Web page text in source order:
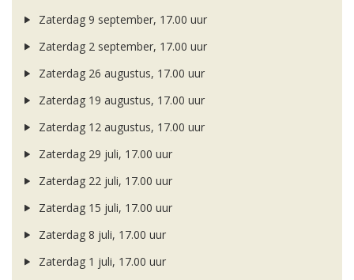
Zaterdag 9 september, 17.00 uur
Zaterdag 2 september, 17.00 uur
Zaterdag 26 augustus, 17.00 uur
Zaterdag 19 augustus, 17.00 uur
Zaterdag 12 augustus, 17.00 uur
Zaterdag 29 juli, 17.00 uur
Zaterdag 22 juli, 17.00 uur
Zaterdag 15 juli, 17.00 uur
Zaterdag 8 juli, 17.00 uur
Zaterdag 1 juli, 17.00 uur